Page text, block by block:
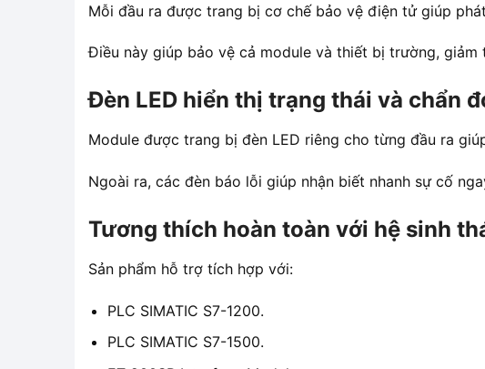
Mỗi đầu ra được trang bị cơ chế bảo vệ điện tử giúp
Điều này giúp bảo vệ cả module và thiết bị trường,
Đèn LED hiển thị trạng thái và chẩn
Module được trang bị đèn LED riêng cho từng đầu ra
Ngoài ra, các đèn báo lỗi giúp nhận biết nhanh sự cố
Tương thích hoàn toàn với hệ sinh
Sản phẩm hỗ trợ tích hợp với:
PLC SIMATIC S7-1200.
PLC SIMATIC S7-1500.